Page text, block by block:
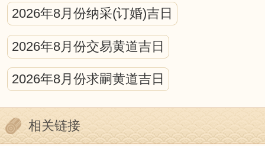
命，从而在地球生命上打下深深的烙印。
在日、月、星的运动中，蕴藏着万物消长
的规律，寓含着深奥的物候原理。因此，
在研究人与自然的关系中，离不开日月星
的运行，而中国古代的历法正是为这种研
究，提供了最好的时空背景。
2026年8月份纳采(订婚)吉日
2026年8月份交易黄道吉日
2026年8月份求嗣黄道吉日
相关链接